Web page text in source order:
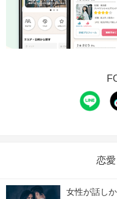
恋
女性が話し